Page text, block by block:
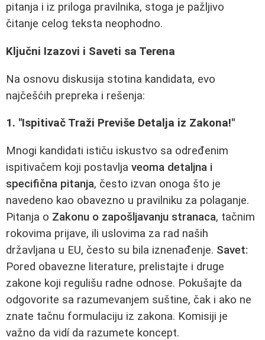
pitanja i iz priloga pravilnika, stoga je pažljivo
čitanje celog teksta neophodno.
Ključni Izazovi i Saveti sa Terena
Na osnovu diskusija stotina kandidata, evo
najčešćih prepreka i rešenja:
1. "Ispitivač Traži Previše Detalja iz Zakona!"
Mnogi kandidati ističu iskustvo sa određenim
ispitivačem koji postavlja veoma detaljna i
specifična pitanja, često izvan onoga što je
navedeno kao obavezno u pravilniku za polaganje.
Pitanja o Zakonu o zapošljavanju stranaca, tačnim
rokovima prijave, ili uslovima za rad naših
državljana u EU, često su bila iznenađenje. Savet:
Pored obavezne literature, prelistajte i druge
zakone koji regulišu radne odnose. Pokušajte da
odgovorite sa razumevanjem suštine, čak i ako ne
znate tačnu formulaciju iz zakona. Komisiji je
važno da vidí da razumete koncept.